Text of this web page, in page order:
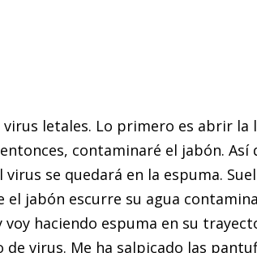
letales. Lo primero es abrir la
contaminaré el jabón. Así
se quedará en la espuma.
el jabón escurre su agua
haciendo espuma en su
virus. Me ha salpicado las